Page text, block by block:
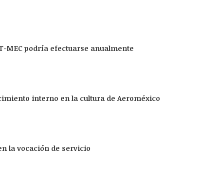
MEC podría efectuarse anualmente
interno en la cultura de Aeroméxico
la vocación de servicio